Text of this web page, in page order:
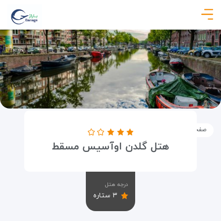
صفحه نخست اقامتگاه ها هتل گلدن اوآسیس مسقط
هتل گلدن اوآسیس مسقط
درجه هتل